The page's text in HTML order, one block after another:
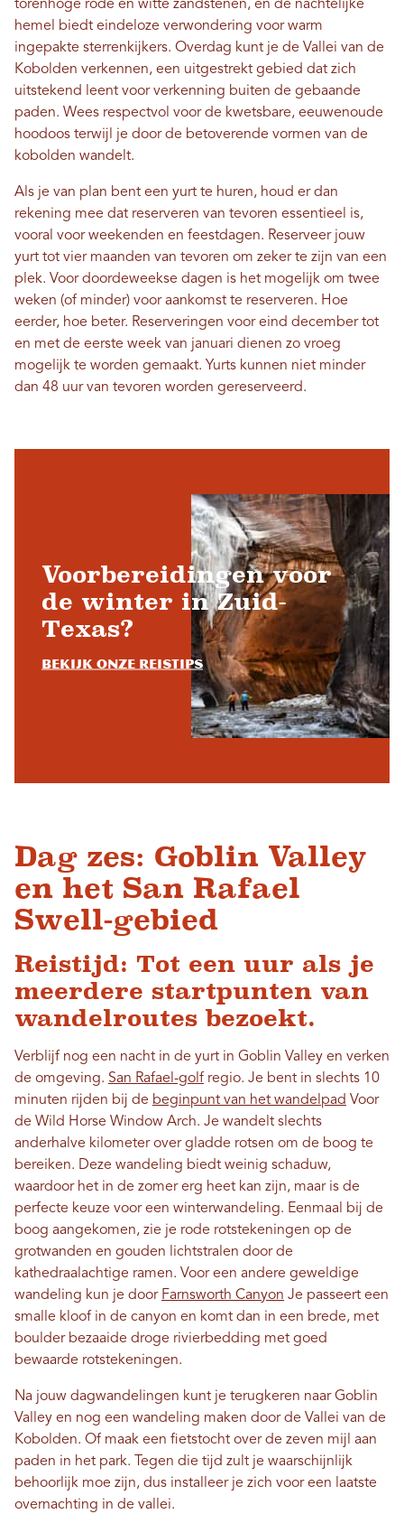
torenhoge rode en witte zandstenen, en de nachtelijke
hemel biedt eindeloze verwondering voor warm
ingepakte sterrenkijkers. Overdag kunt je de Vallei van de
Kobolden verkennen, een uitgestrekt gebied dat zich
uitstekend leent voor verkenning buiten de gebaande
paden. Wees respectvol voor de kwetsbare, eeuwenoude
hoodoos terwijl je door de betoverende vormen van de
kobolden wandelt.
Als je van plan bent een yurt te huren, houd er dan
rekening mee dat reserveren van tevoren essentieel is,
vooral voor weekenden en feestdagen. Reserveer jouw
yurt tot vier maanden van tevoren om zeker te zijn van een
plek. Voor doordeweekse dagen is het mogelijk om twee
weken (of minder) voor aankomst te reserveren. Hoe
eerder, hoe beter. Reserveringen voor eind december tot
en met de eerste week van januari dienen zo vroeg
mogelijk te worden gemaakt. Yurts kunnen niet minder
dan 48 uur van tevoren worden gereserveerd.
Voorbereidingen voor
de winter in Zuid-
Texas?
Bekijk onze reistips
Dag zes: Goblin Valley
en het San Rafael
Swell-gebied
Reistijd: Tot een uur als je
meerdere startpunten van
wandelroutes bezoekt.
Verblijf nog een nacht in de yurt in Goblin Valley en verken
de omgeving. San Rafael-golf regio. Je bent in slechts 10
minuten rijden bij de beginpunt van het wandelpad Voor
de Wild Horse Window Arch. Je wandelt slechts
anderhalve kilometer over gladde rotsen om de boog te
bereiken. Deze wandeling biedt weinig schaduw,
waardoor het in de zomer erg heet kan zijn, maar is de
perfecte keuze voor een winterwandeling. Eenmaal bij de
boog aangekomen, zie je rode rotstekeningen op de
grotwanden en gouden lichtstralen door de
kathedraalachtige ramen. Voor een andere geweldige
wandeling kun je door Farnsworth Canyon Je passeert een
smalle kloof in de canyon en komt dan in een brede, met
boulder bezaaide droge rivierbedding met goed
bewaarde rotstekeningen.
Na jouw dagwandelingen kunt je terugkeren naar Goblin
Valley en nog een wandeling maken door de Vallei van de
Kobolden. Of maak een fietstocht over de zeven mijl aan
paden in het park. Tegen die tijd zult je waarschijnlijk
behoorlijk moe zijn, dus installeer je zich voor een laatste
overnachting in de vallei.